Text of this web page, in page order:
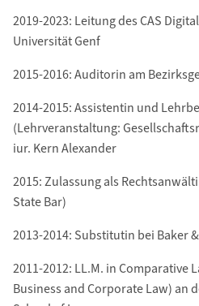
2019-2023: Leitung des CAS
Universität Genf
2015-2016: Auditorin am
2014-2015: Assistentin und
(Lehrveranstaltung:
iur. Kern Alexander
2015: Zulassung als
State Bar)
2013-2014: Substitutin bei Baker
2011-2012: LL.M. in Comparative
Business and Corporate Law) an